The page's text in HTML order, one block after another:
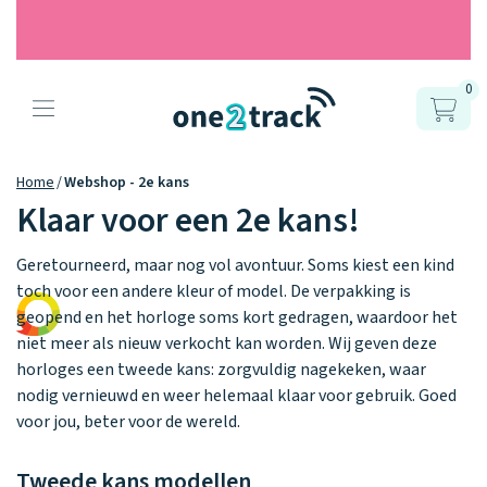
9.2
Producten
Onze gps
horloges
Connect
YOU
Connect
NEXT
Connect
UP
Horloges
vergelijken
Horlogebandjes
Opladers
Ontdek alle
accessoires
Hoe werkt
het?
Ontdek hoe
het werkt
Zo werken het
kinderhorloge
en de
one2track-app
samen.
Positie en GPS
Datakosten
Blogs
Over ons
Ons verhaal
0
Home Webshop - 2e kans
Klaar voor een 2e kans!
Geretourneerd, maar nog vol avontuur. Soms kiest een kind
toch voor een andere kleur of model. De verpakking is
geopend en het horloge soms kort gedragen, waardoor het
niet meer als nieuw verkocht kan worden. Wij geven deze
horloges een tweede kans: zorgvuldig nagekeken, waar
nodig vernieuwd en weer helemaal klaar voor gebruik. Goed
voor jou, beter voor de wereld.